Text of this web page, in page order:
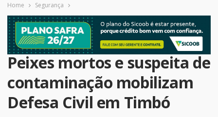
Home Segurança
Peixes mortos e suspeita de
contaminação mobilizam
Defesa Civil em Timbó